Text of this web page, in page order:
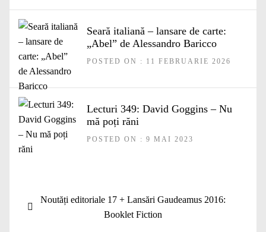
Seară italiană – lansare de carte:
„Abel” de Alessandro Baricco
POSTED ON : 11 FEBRUARIE 2026
Lecturi 349: David Goggins – Nu
mă poți răni
POSTED ON : 9 MAI 2023
în
Articolul
Noutăți editoriale 17 + Lansări Gaudeamus 2016:
Booklet Fiction